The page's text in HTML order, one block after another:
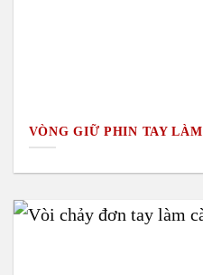
VÒNG GIỮ PHIN TAY LÀM